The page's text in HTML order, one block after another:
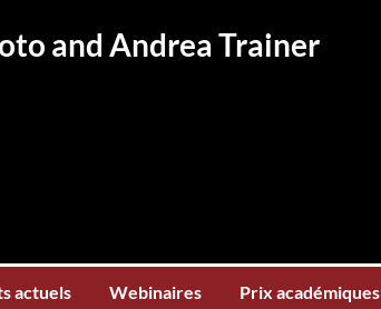
and Andrea Trainer
actuels Webinaires Prix académiques